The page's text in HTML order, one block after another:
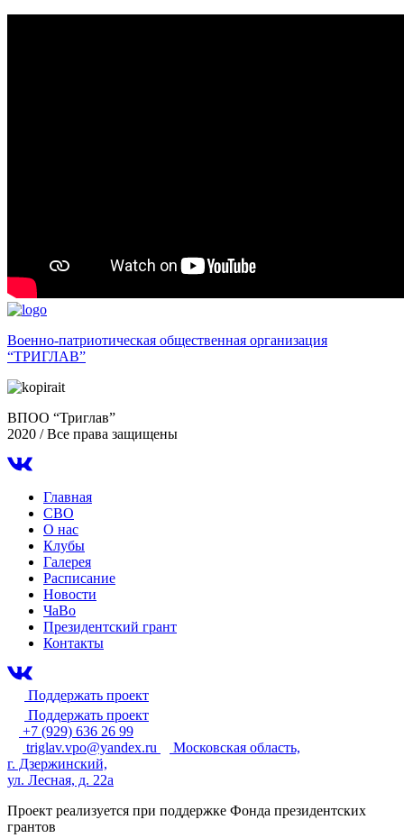
Военно-патриотическая общественная организация
“ТРИГЛАВ”
ВПОО “Триглав”
2020 / Все права защищены
Главная
СВО
О нас
Клубы
Галерея
Расписание
Новости
ЧаВо
Президентский грант
Контакты
Поддержать проект
Поддержать проект
+7 (929) 636 26 99
triglav.vpo@yandex.ru
Московская область,
г. Дзержинский,
ул. Лесная, д. 22а
Проект реализуется при поддержке Фонда президентских
грантов